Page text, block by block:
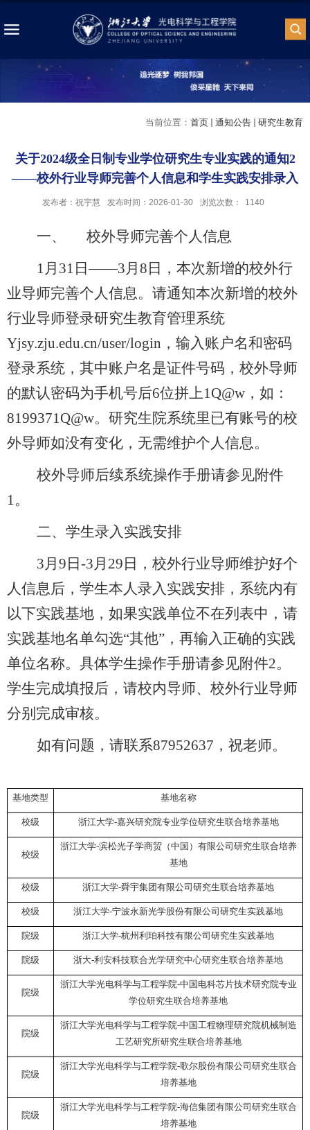
当前位置： 首页 通知公告 研究生教育
关于2024级全日制专业学位研究生专业实践的通知2
——校外行业导师完善个人信息和学生实践安排录入
发布者：祝宇慧 发布时间：2026-01-30 浏览次数： 1140
一、
校外导师完善个人信息
1月 31 日——3月 8 日，本次新增的校外行
业导师完善个人信息。请通知本次新增的校外
行业导师登录研究生教育管理系统
Yjsy.zju.edu.cn/user/login ，输入账户名和密码
登录系统，其中账户名是证件号码，校外导师
的默认密码为手机号后6位拼上1Q@w ，如：
8199371Q@w。研究生院系统里已有账号的校
外导师如没有变化，无需维护个人信息。
校外导师后续系统操作手册请参见附件
1。
二、学生录入实践安排
3月 9 日 -3月 29 日，校外行业导师维护好个
人信息后，学生本人录入实践安排，系统内有
以下实践基地，如果实践单位不在列表中，请
实践基地名单勾选“其他”，再输入正确的实践
单位名称。具体学生操作手册请参见附件2。
学生完成填报后，请校内导师、校外行业导师
分别完成审核。
如有问题，请联系87952637 ，祝老师。
基地类型 基地名称
校级 浙江大学-嘉兴研究院专业学位研究生联合培养基地
校级
浙江大学-滨松光子学商贸（中国）有限公司研究生联合培养
基地
校级 浙江大学-舜宇集团有限公司研究生联合培养基地
校级 浙江大学-宁波永新光学股份有限公司研究生实践基地
院级 浙江大学-杭州利珀科技有限公司研究生实践基地
院级 浙大-利安科技联合光学研究中心研究生联合培养基地
院级
浙江大学光电科学与工程学院-中国电科芯片技术研究院专业
学位研究生联合培养基地
院级
浙江大学光电科学与工程学院-中国工程物理研究院机械制造
工艺研究所研究生联合培养基地
院级
浙江大学光电科学与工程学院-歌尔股份有限公司研究生联合
培养基地
院级
浙江大学光电科学与工程学院-海信集团有限公司研究生联合
培养基地